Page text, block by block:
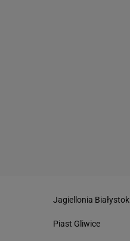
Jagiellonia Białystok
Piast Gliwice